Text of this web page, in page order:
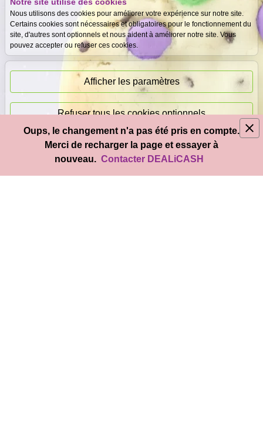
Nous utilisons des cookies pour améliorer votre expérience sur notre site.
Certains cookies sont nécessaires et obligatoires pour le fonctionnement du
site, d'autres sont optionnels et nous aident à améliorer notre site. Vous
pouvez accepter ou refuser ces cookies.
Afficher les paramètres
Refuser tous les cookies optionnels
Accepter tous les cookies
Expertise
gratuite
Meilleurs prix
garantis
Paiement
immédiat
© 2026 DEALiCASH- Tous droits réservés
Oups, le changement n'a pas été pris en compte.
Merci de recharger la page et essayer à
nouveau. Contacter DEALiCASH